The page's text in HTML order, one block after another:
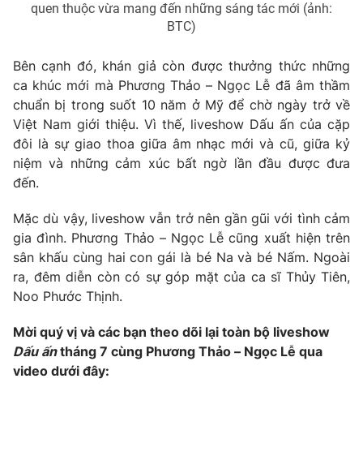
Tư vấn
Emagazine Podcast
Photo Infographic
Video Shorts video
VTV Money VTV Thể thao
VTV Sức khoẻ Bất động sản
Thị trường 24h
VTV4 Vươn mình bằng AI
quen thuộc vừa mang đến những sáng tác mới (ảnh:
BTC)
Bên cạnh đó, khán giả còn được thưởng thức những
ca khúc mới mà Phương Thảo – Ngọc Lễ đã âm thầm
chuẩn bị trong suốt 10 năm ở Mỹ để chờ ngày trở về
Việt Nam giới thiệu. Vì thế, liveshow Dấu ấn của cặp
đôi là sự giao thoa giữa âm nhạc mới và cũ, giữa kỷ
niệm và những cảm xúc bất ngờ lần đầu được đưa
đến.
Mặc dù vậy, liveshow vẫn trở nên gần gũi với tình cảm
gia đình. Phương Thảo – Ngọc Lễ cũng xuất hiện trên
sân khấu cùng hai con gái là bé Na và bé Nấm. Ngoài
ra, đêm diễn còn có sự góp mặt của ca sĩ Thủy Tiên,
Noo Phước Thịnh.
Mời quý vị và các bạn theo dõi lại toàn bộ liveshow
Dấu ấntháng 7 cùng Phương Thảo – Ngọc Lễ qua
video dưới đây: